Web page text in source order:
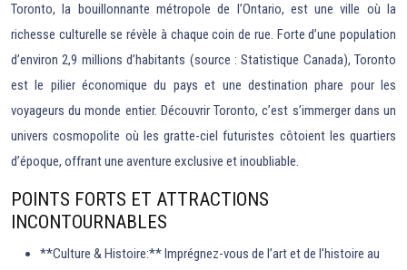
Toronto, la bouillonnante métropole de l’Ontario, est une ville où la
richesse culturelle se révèle à chaque coin de rue. Forte d’une population
d’environ 2,9 millions d’habitants (source : Statistique Canada), Toronto
est le pilier économique du pays et une destination phare pour les
voyageurs du monde entier. Découvrir Toronto, c’est s’immerger dans un
univers cosmopolite où les gratte-ciel futuristes côtoient les quartiers
d’époque, offrant une aventure exclusive et inoubliable.
POINTS FORTS ET ATTRACTIONS
INCONTOURNABLES
**Culture & Histoire:** Imprégnez-vous de l’art et de l’histoire au